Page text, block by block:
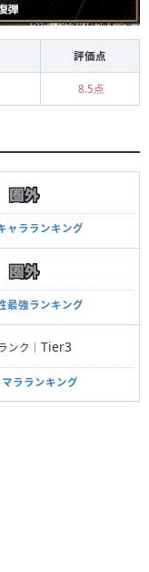
評価点
8.5点
ャラランキング
最強ランキング
ンク｜ Tier3
マラランキング